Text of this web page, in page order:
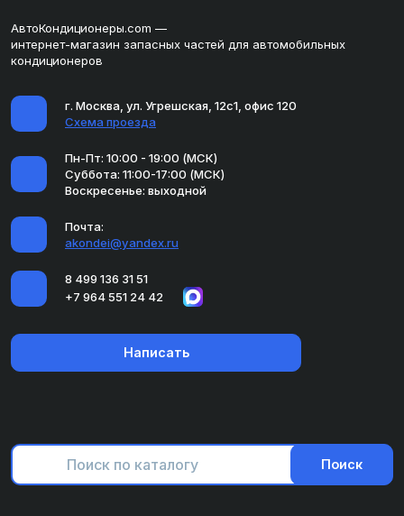
АвтоКондиционеры.com —
интернет-магазин запасных частей для автомобильных
кондиционеров
г. Москва, ул. Угрешская, 12с1, офис 120
Схема проезда
Пн-Пт: 10:00 - 19:00 (МСК)
Суббота: 11:00-17:00 (МСК)
Воскресенье: выходной
Почта:
akondei@yandex.ru
8 499 136 31 51
+7 964 551 24 42
Написать
Поиск